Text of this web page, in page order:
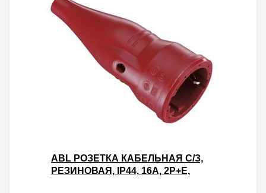
ABL РОЗЕТКА КАБЕЛЬНАЯ С/З,
РЕЗИНОВАЯ, IP44, 16A, 2P+E,